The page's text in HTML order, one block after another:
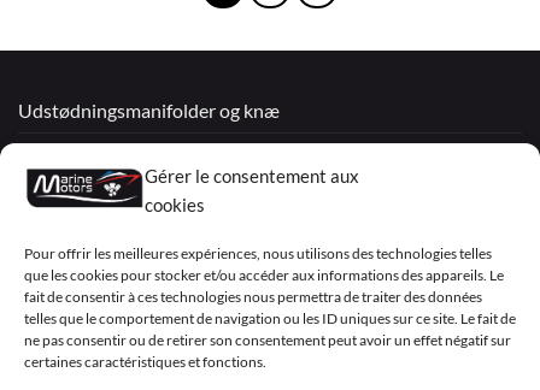
Gérer le consentement aux
cookies
Pour offrir les meilleures expériences, nous utilisons des technologies telles
que les cookies pour stocker et/ou accéder aux informations des appareils. Le
fait de consentir à ces technologies nous permettra de traiter des données
telles que le comportement de navigation ou les ID uniques sur ce site. Le fait de
ne pas consentir ou de retirer son consentement peut avoir un effet négatif sur
certaines caractéristiques et fonctions.
Udstødningsmanifolder og knæ
Mercruiser
VOLVO PENTA / OMC
My Account